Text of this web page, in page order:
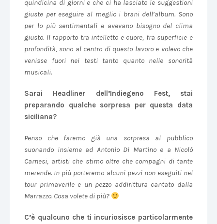
quindicina di giorni e che ci ha lasciato le suggestioni
giuste per eseguire al meglio i brani dell’album. Sono
per lo più sentimentali e avevano bisogno del clima
giusto. Il rapporto tra intelletto e cuore, fra superficie e
profondità, sono al centro di questo lavoro e volevo che
venisse fuori nei testi tanto quanto nelle sonorità
musicali.
Sarai Headliner dell’Indiegeno Fest, stai
preparando qualche sorpresa per questa data
siciliana?
Penso che faremo già una sorpresa al pubblico
suonando insieme ad Antonio Di Martino e a Nicolò
Carnesi, artisti che stimo oltre che compagni di tante
merende. In più porteremo alcuni pezzi non eseguiti nel
tour primaverile e un pezzo addirittura cantato dalla
Marrazzo. Cosa volete di più?
C’è qualcuno che ti incuriosisce particolarmente